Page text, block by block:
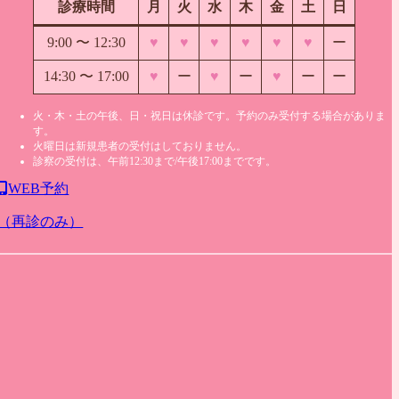
診療時間 月 火 水 木 金 土 日
9:00 〜 12:30 ♥ ♥ ♥ ♥ ♥ ♥ ー
14:30 〜 17:00 ♥ ー ♥ ー ♥ ー ー
火・木・土の午後、日・祝日は休診です。予約のみ受付する場合がありま
す。
火曜日は新規患者の受付はしておりません。
診察の受付は、午前12:30まで/午後17:00までです。
WEB予約
（再診のみ）